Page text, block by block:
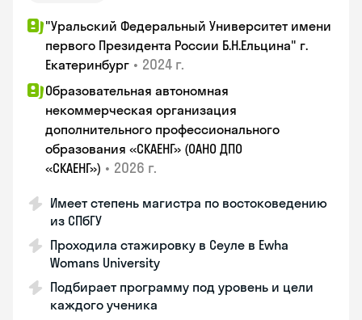
"Уральский Федеральный Университет имени
первого Президента России Б.Н.Ельцина" г.
Екатеринбург • 2024 г.
Образовательная автономная
некоммерческая организация
дополнительного профессионального
образования «СКАЕНГ» (ОАНО ДПО
«СКАЕНГ») • 2026 г.
Имеет степень магистра по востоковедению
из СПбГУ
Проходила стажировку в Сеуле в Ewha
Womans University
Подбирает программу под уровень и цели
каждого ученика